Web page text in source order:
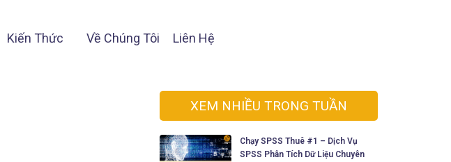
Kiến Thức Về Chúng Tôi Liên Hệ
XEM NHIỀU TRONG TUẦN
Chạy SPSS Thuê #1 – Dịch Vụ
SPSS Phân Tích Dữ Liệu Chuyên